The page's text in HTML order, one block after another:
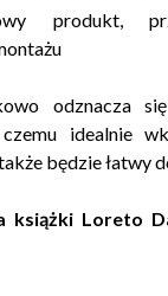
produkt,
odznacza
idealnie
będzie łatwy
książki Loreto